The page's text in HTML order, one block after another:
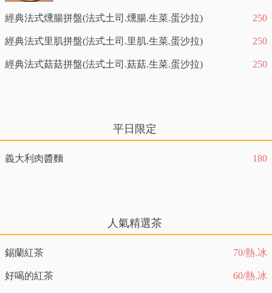
經典法式燻腸拼盤(法式土司.燻腸.生菜.蛋沙拉) 250
經典法式里肌拼盤(法式土司.里肌.生菜.蛋沙拉) 250
經典法式菇菇拼盤(法式土司.菇菇.生菜.蛋沙拉) 250
平日限定
義大利肉醬麵 180
人氣精選茶
錫蘭紅茶 70/熱.冰
好喝的紅茶 60/熱.冰